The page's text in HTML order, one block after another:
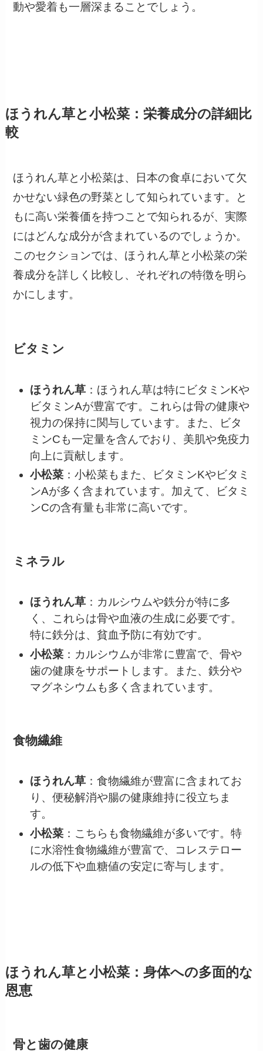
動や愛着も一層深まることでしょう。
ほうれん草と小松菜：栄養成分の詳細比
較
ほうれん草と小松菜は、日本の食卓において欠
かせない緑色の野菜として知られています。と
もに高い栄養価を持つことで知られるが、実際
にはどんな成分が含まれているのでしょうか。
このセクションでは、ほうれん草と小松菜の栄
養成分を詳しく比較し、それぞれの特徴を明ら
かにします。
ビタミン
ほうれん草：ほうれん草は特にビタミンKや
ビタミンAが豊富です。これらは骨の健康や
視力の保持に関与しています。また、ビタ
ミンCも一定量を含んでおり、美肌や免疫力
向上に貢献します。
小松菜：小松菜もまた、ビタミンKやビタミ
ンAが多く含まれています。加えて、ビタミ
ンCの含有量も非常に高いです。
ミネラル
ほうれん草：カルシウムや鉄分が特に多
く、これらは骨や血液の生成に必要です。
特に鉄分は、貧血予防に有効です。
小松菜：カルシウムが非常に豊富で、骨や
歯の健康をサポートします。また、鉄分や
マグネシウムも多く含まれています。
食物繊維
ほうれん草：食物繊維が豊富に含まれてお
り、便秘解消や腸の健康維持に役立ちま
す。
小松菜：こちらも食物繊維が多いです。特
に水溶性食物繊維が豊富で、コレステロー
ルの低下や血糖値の安定に寄与します。
ほうれん草と小松菜：身体への多面的な
恩恵
骨と歯の健康